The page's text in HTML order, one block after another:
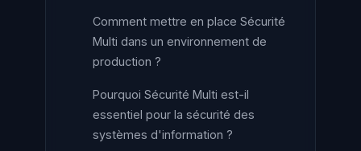
Comment mettre en place Sécurité
Multi dans un environnement de
production ?
Pourquoi Sécurité Multi est-il
essentiel pour la sécurité des
systèmes d'information ?